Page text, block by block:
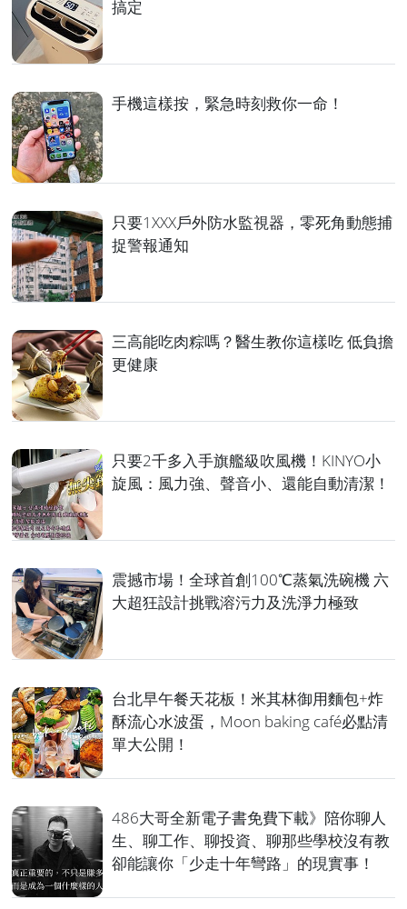
搞定
手機這樣按，緊急時刻救你一命！
只要1XXX戶外防水監視器，零死角動態捕
捉警報通知
三高能吃肉粽嗎？醫生教你這樣吃 低負擔
更健康
只要2千多入手旗艦級吹風機！KINYO小
旋風：風力強、聲音小、還能自動清潔！
震撼市場！全球首創100℃蒸氣洗碗機 六
大超狂設計挑戰溶污力及洗淨力極致
台北早午餐天花板！米其林御用麵包+炸
酥流心水波蛋，Moon baking café必點清
單大公開！
486大哥全新電子書免費下載》陪你聊人
生、聊工作、聊投資、聊那些學校沒有教
卻能讓你「少走十年彎路」的現實事！